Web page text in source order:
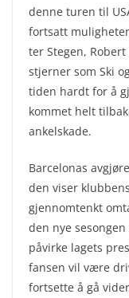
denne turen til
fortsatt
ter Stegen,
stjerner som Ski
tiden hardt for å
kommet helt
ankelskade.
Barcelonas
den viser
gjennomtenkt
den nye
påvirke lagets
fansen vil være
fortsette å gå